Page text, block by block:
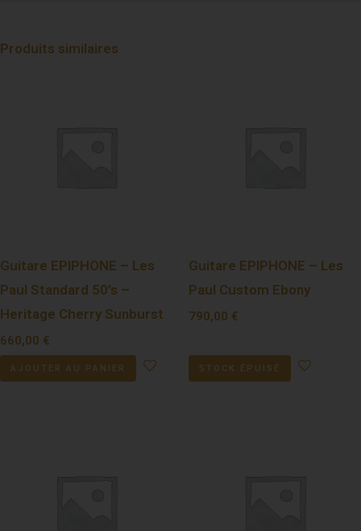
Produits similaires
Guitare EPIPHONE – Les
Paul Standard 50’s –
Heritage Cherry Sunburst
660,00 €
AJOUTER AU PANIER
Guitare EPIPHONE – Les
Paul Custom Ebony
790,00 €
STOCK ÉPUISÉ